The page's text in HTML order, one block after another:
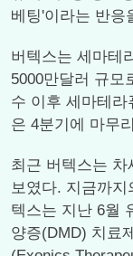
베팅'이라는 반응
버텍스는 세마테
5000만달러 규모
수 이후 세마테
은 4분기에 마무
최근 버텍스는
보였다. 지금까지
텍스는 지난 6월
양증(DMD) 치료